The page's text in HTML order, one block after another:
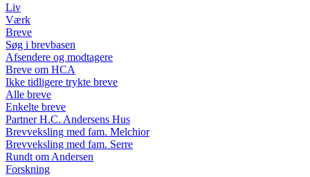
Liv
Værk
Breve
Søg i brevbasen
Afsendere og modtagere
Breve om HCA
Ikke tidligere trykte breve
Alle breve
Enkelte breve
Partner H.C. Andersens Hus
Brevveksling med fam. Melchior
Brevveksling med fam. Serre
Rundt om Andersen
Forskning